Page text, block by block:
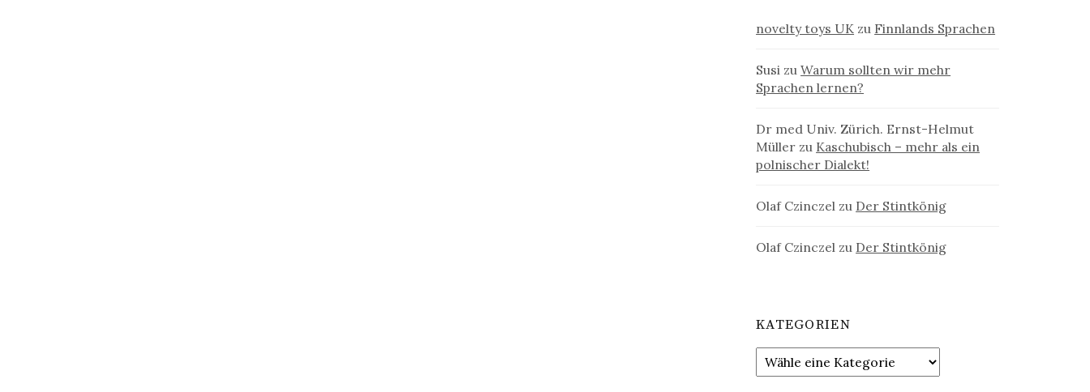
novelty toys UK zu Finnlands Sprachen
Susi zuWarum sollten wir mehr
Sprachen lernen?
Dr med Univ. Zürich. Ernst-Helmut
Müller zu Kaschubisch – mehr als ein
polnischer Dialekt!
Olaf Czinczel zu Der Stintkönig
Olaf Czinczel zu Der Stintkönig
KATEGORIEN